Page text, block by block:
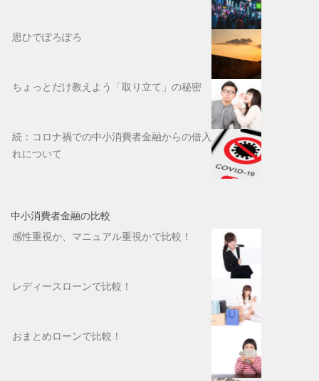
思ひでぽろぽろ
ちょっとだけ教えよう「取り立て」の秘密
続：コロナ禍での中小消費者金融からの借入
れについて
中小消費者金融の比較
感性重視か、マニュアル重視かで比較！
レディースローンで比較！
おまとめローンで比較！